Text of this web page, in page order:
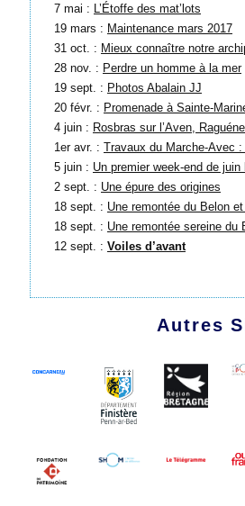
7 mai :
L’Étoffe des mat’lots
19 mars : Maintenance mars 2017
31 oct. : Mieux connaître notre
28 nov. : Perdre un homme à la mer
19 sept. : Photos Abalain JJ
20 févr. : Promenade à Sainte-
4 juin : Rosbras sur l’Aven,
1er avr. : Travaux du Marche-Avec
5 juin : Un premier week-end de juin
2 sept. : Une épure des origines
18 sept. : Une remontée du Belon et
18 sept. : Une remontée sereine du
12 sept. : Voiles d’avant
Autres